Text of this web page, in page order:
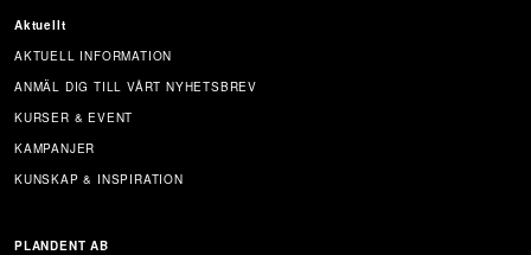
Aktuellt
AKTUELL INFORMATION
ANMÄL DIG TILL VÅRT NYHETSBREV
KURSER & EVENT
KAMPANJER
KUNSKAP & INSPIRATION
PLANDENT AB